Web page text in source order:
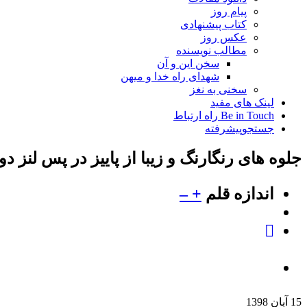
پیام روز
کتاب پیشنهادی
عکس روز
مطالب نویسنده
سخن این و آن
شهدای راه خدا و میهن
سخنی به نغز
لینک های مفید
Be in Touch راه ارتباط
جستجوپیشرفته
جلوه های رنگارنگ و زیبا از پاییز در پس لنز
اندازه قلم +
–
15 آبان 1398